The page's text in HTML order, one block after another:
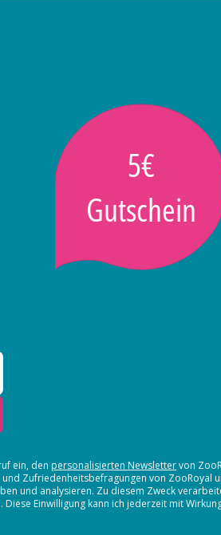
5€
Gutschein
ein, den personalisierten Newslettervon
Zufriedenheitsbefragungen von ZooRoyal
und analysieren. Zu diesem Zweck
Einwilligung kann ich jederzeit mit